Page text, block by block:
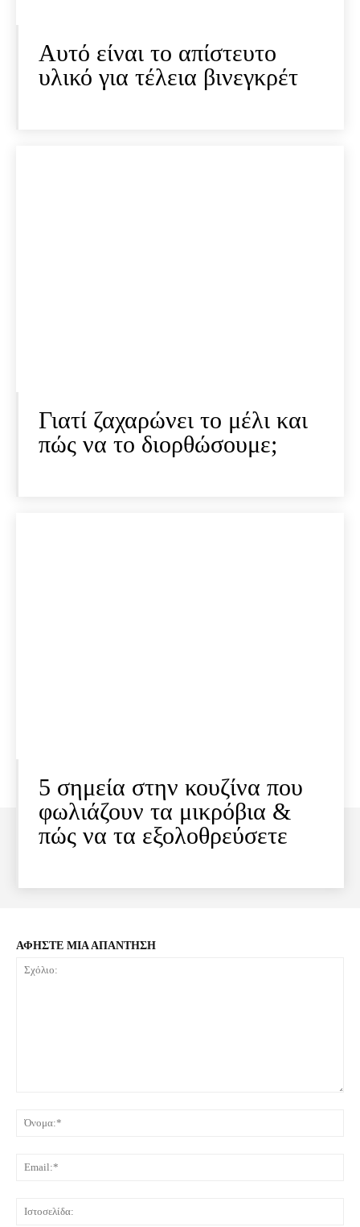
Αυτό είναι το απίστευτο
υλικό για τέλεια βινεγκρέτ
Γιατί ζαχαρώνει το μέλι και
πώς να το διορθώσουμε;
5 σημεία στην κουζίνα που
φωλιάζουν τα μικρόβια &
πώς να τα εξολοθρεύσετε
ΑΦΗΣΤΕ ΜΙΑ ΑΠΑΝΤΗΣΗ